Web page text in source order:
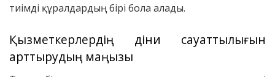
тиімді құралдардың бірі бола алады.
Қызметкерлердің діни сауаттылығын
арттырудың маңызы